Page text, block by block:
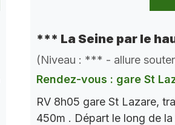
*** La Seine par le
(Niveau : *** - allure
Rendez-vous : gare St
RV 8h05 gare St Lazare,
450m . Départ le long de